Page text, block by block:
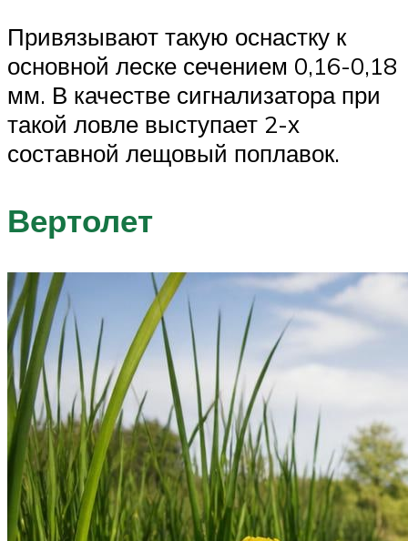
Привязывают такую оснастку к
основной леске сечением 0,16-0,18
мм. В качестве сигнализатора при
такой ловле выступает 2-х
составной лещовый поплавок.
Вертолет